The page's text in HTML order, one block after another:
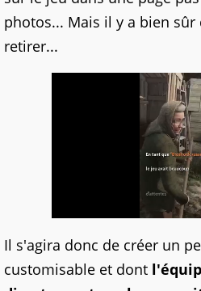
photos... Mais il y a bien
retirer...
Il s'agira donc de créer un
customisable et dont